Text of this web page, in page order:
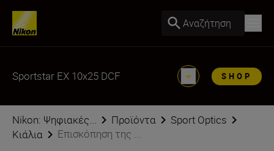
Αναζήτηση
Sportstar EX 10x25 DCF SHOP
Nikon: Ψηφιακές... Προϊόντα
Sport Optics
Κιάλια
Επισκόπηση της ...